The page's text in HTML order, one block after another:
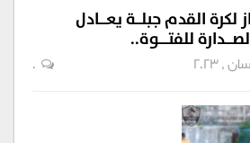
القدم جبلـــة يعــــادل
للفتـــــوة..
0